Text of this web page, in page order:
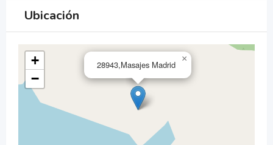
Ubicación
28943,Masajes Madrid
×
+
−